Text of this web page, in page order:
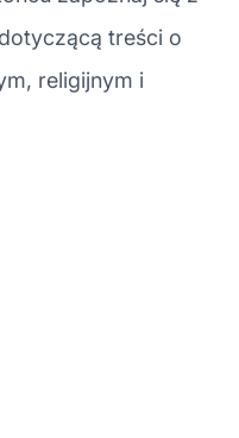
treści o
religijnym i